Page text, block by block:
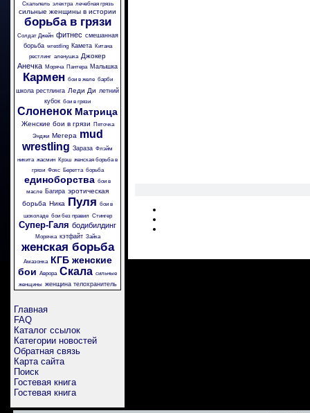
Скальпель электра лечебная грязь
сильные женщины в истории
борьба в грязи
Солдат Джейн фитнес смешанная
борьба wrestling Камета
Китана
рестлинг аленушка Джокер
Анечка Моряча Пантера Малышка
Кармен бои в желе барби
школа рестлинга Леди Ди летний
кубок бои в грязи
Слоненок Матрица
Женские бои в грязи
Пяточка
Энджи Мегера mud
wrestling Зараза Флэйм
никита жасмин Крэш женская борьба в
грязи Фокс Беретта борьба
единоборства бои в
масле Багира эротическая
борьба Ника Пуля бои в
шоколаде бои без правил Стингер
Супер-Галя бодибилдинг
Морячка кэтфайт Зайка
женская борьба
Амазонка КГБ женские
бои Аврора Скала сильные
женщины женщина телохранитель
Главная
FAQ
Каталог ссылок
Категории новостей
Обратная связь
Карта сайта
Поиск
Гостевая книга
Гостевая книга